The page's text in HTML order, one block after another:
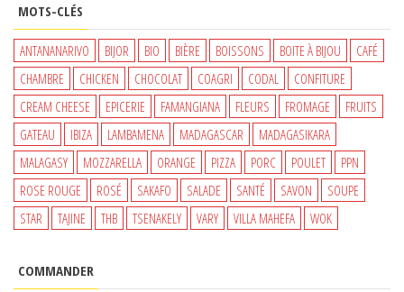
650 €.550 €.
MOTS-CLÉS
ANTANANARIVO BIJOR BIO BIÈRE BOISSONS BOITE À BIJOU
CAFÉ
CHAMBRE
CHICKEN CHOCOLAT COAGRI CODAL
CONFITURE
CREAM CHEESE
EPICERIE FAMANGIANA FLEURS FROMAGE
FRUITS
GATEAU
IBIZA LAMBAMENA MADAGASCAR
MADAGASIKARA
MALAGASY
MOZZARELLA ORANGE PIZZA PORC POULET
PPN
ROSE ROUGE
ROSÉ SAKAFO SALADE SANTÉ SAVON
SOUPE
STAR
TAJINE THB TSENAKELY VARY VILLA MAHEFA WOK
COMMANDER